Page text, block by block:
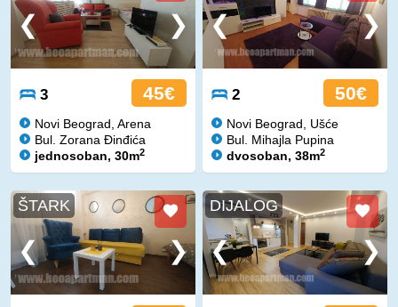
3 45€
Novi Beograd, Arena
Bul. Zorana Đinđića
jednosoban, 30m2
2 50€
Novi Beograd, Ušće
Bul. Mihajla Pupina
dvosoban, 38m2
ŠTARK DIJALOG